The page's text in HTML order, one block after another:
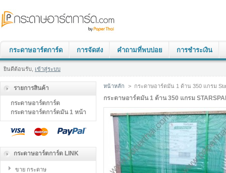
กระดาษอาร์ตการ์ด การจัดส่ง คำถามที่พบบ่อย การชำระเงิน
ยินดีต้อนรับ, เข้าสู่ระบบ
รายการสินค้า
กระดาษอาร์ตการ์ด
กระดาษอาร์ตการ์ดมัน 1 หน้า
กระดาษอาร์ตการ์ด LINK
ขาย กระดาษ
หน้าหลัก > กระดาษอาร์ตมัน 1 ด้าน 350 แกรม
กระดาษอาร์ตมัน 1 ด้าน 350 แกรม